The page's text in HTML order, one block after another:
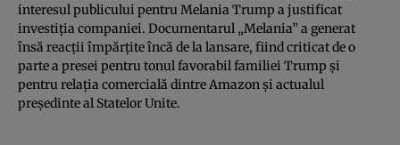
interesul publicului pentru Melania Trump a justificat
investiția companiei. Documentarul „Melania” a generat
însă reacții împărțite încă de la lansare, fiind criticat de o
parte a presei pentru tonul favorabil familiei Trump și
pentru relația comercială dintre Amazon și actualul
președinte al Statelor Unite.